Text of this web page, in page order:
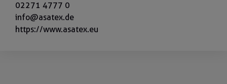
02271 4777 0
info@asatex.de
https://www.asatex.eu